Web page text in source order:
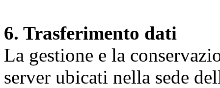
6. Trasferimento dati
La gestione e la
server ubicati nella sede